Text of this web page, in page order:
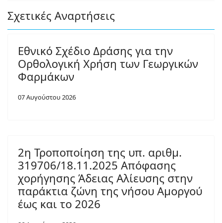
Σχετικές Αναρτήσεις
Εθνικό Σχέδιο Δράσης για την
Ορθολογική Χρήση των Γεωργικών
Φαρμάκων
07 Αυγούστου 2026
2η Τροποποίηση της υπ. αριθμ.
319706/18.11.2025 Απόφασης
χορήγησης Άδειας Αλίευσης στην
παράκτια ζώνη της νήσου Αμοργού
έως και το 2026